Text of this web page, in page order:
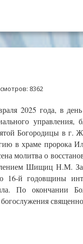
8362
2025 года, в
управления,
Богородицы в г.
в храме пророка
молитва о
Шищиц Н.М. За
16-й годовщины
По окончании